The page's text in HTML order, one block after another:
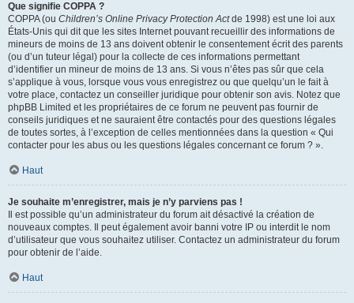
Que signifie COPPA ?
COPPA (ou Children’s Online Privacy Protection Actde 1998) est une loi aux
États-Unis qui dit que les sites Internet pouvant recueillir des informations de
mineurs de moins de 13 ans doivent obtenir le consentement écrit des parents
(ou d’un tuteur légal) pour la collecte de ces informations permettant
d’identifier un mineur de moins de 13 ans. Si vous n’êtes pas sûr que cela
s’applique à vous, lorsque vous vous enregistrez ou que quelqu’un le fait à
votre place, contactez un conseiller juridique pour obtenir son avis. Notez que
phpBB Limited et les propriétaires de ce forum ne peuvent pas fournir de
conseils juridiques et ne sauraient être contactés pour des questions légales
de toutes sortes, à l’exception de celles mentionnées dans la question « Qui
contacter pour les abus ou les questions légales concernant ce forum ? ».
Haut
Je souhaite m’enregistrer, mais je n’y parviens pas !
Il est possible qu’un administrateur du forum ait désactivé la création de
nouveaux comptes. Il peut également avoir banni votre IP ou interdit le nom
d’utilisateur que vous souhaitez utiliser. Contactez un administrateur du forum
pour obtenir de l’aide.
Haut